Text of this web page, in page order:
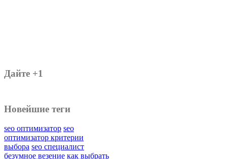
Дайте +1
Новейшие теги
seo оптимизатор seo
оптимизатор критерии
выбора seo специалист
безумное везение как выбрать